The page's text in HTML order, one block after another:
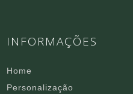
INFORMAÇÕES
Home
Personalização